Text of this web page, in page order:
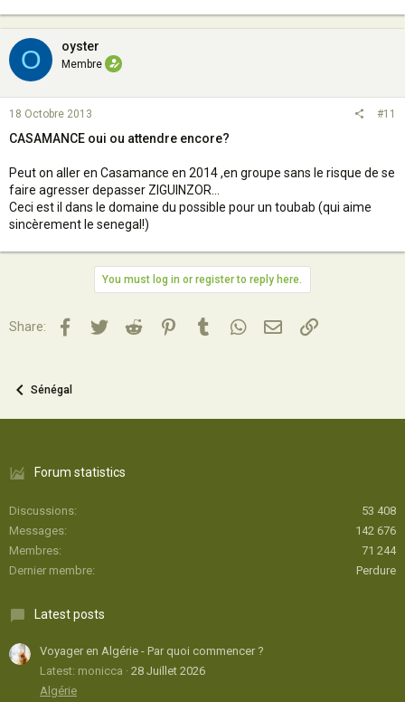
O oyster
Membre
18 Octobre 2013 #11
CASAMANCE oui ou attendre encore?
Peut on aller en Casamance en 2014 ,en groupe sans le risque de se
faire agresser depasser ZIGUINZOR...
Ceci est il dans le domaine du possible pour un toubab (qui aime
sincèrement le senegal!)
You must log in or register to reply here.
Share: Facebook
TwitterReddit PinterestTumblrWhatsApp
Email Lien
Sénégal
Forum statistics
Discussions
53 408
Messages
142 676
Membres
71 244
Dernier membre
Perdure
Latest posts
Voyager en Algérie - Par quoi commencer ?
Latest: monicca
28 Juillet 2026
Algérie